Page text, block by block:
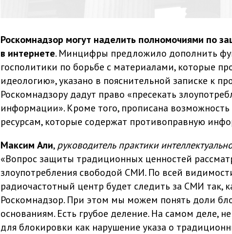
Роскомнадзор могут наделить полномочиями по
в интернете. Минцифры предложило дополнить
госполитики по борьбе с материалами, которые
идеологию», указано в пояснительной записке к
Роскомнадзору дадут право «пресекать
информации». Кроме того, прописана возможность
ресурсам, которые содержат противоправную
Максим Али,руководитель практики
«Вопрос защиты традиционных ценностей
злоупотребления свободой СМИ. По всей
радиочастотный центр будет следить за СМИ так,
Роскомнадзор. При этом мы можем понять доли
основаниям. Есть грубое деление. На самом деле,
для блокировки как нарушение указа о